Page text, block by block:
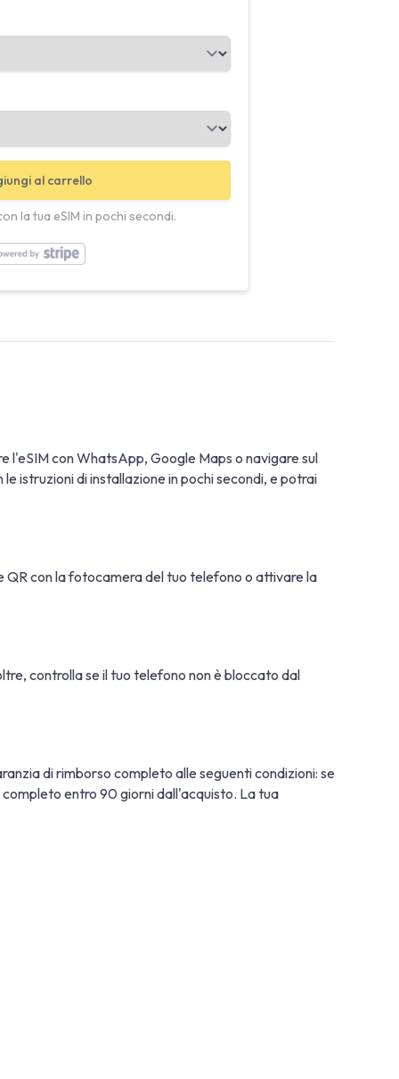
al carrello
la tua eSIM in pochi secondi.
l'eSIM con WhatsApp, Google Maps o navigare sul
istruzioni di installazione in pochi secondi, e potrai
QR con la fotocamera del tuo telefono o attivare la
controlla se il tuo telefono non è bloccato dal
di rimborso completo alle seguenti condizioni: se
entro 90 giorni dall'acquisto. La tua